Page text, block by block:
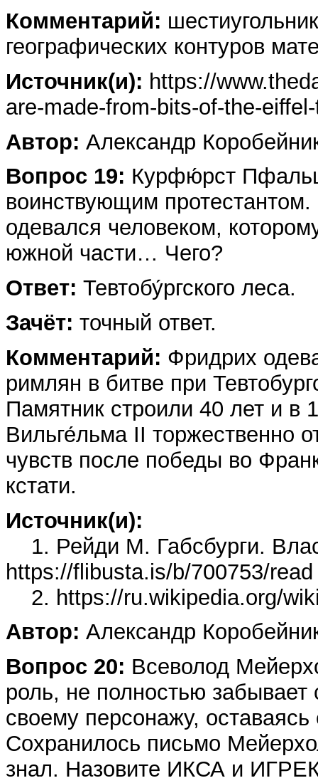
Комментарий:
географических контуров
Источник(и): https://
are-made-from-bits-of-the-
Автор: Александр
Вопрос 19: Курфю́рст
воинствующим
одевался человеком,
южной части… Чего?
Ответ: Тевтобу́ргского леса.
Зачёт: точный ответ.
Комментарий: Фридрих
римлян в битве при
Памятник строили 40 лет и в
Вильге́льма II торжественно
чувств после победы во
кстати.
Источник(и):
1. Рейди М. Габсбурги.
https://flibusta.is/b/700753/read
2. https://ru.wikipedia.org/
Автор: Александр
Вопрос 20: Всеволод
роль, не полностью
своему персонажу,
Сохранилось письмо
знал. Назовите ИКСА и